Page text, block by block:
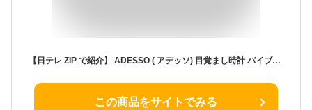
【日テレ ZIP で紹介】 ADESSO ( アデッソ) 目覚まし時計 バイブレーションアラームクロック USB充電 二度寝防止 振動 枕の下 薄型 デジタル バイブレーション アラーム 音 おしゃれ コンパクト 朝 子供 割引
この商品をサイトでみる